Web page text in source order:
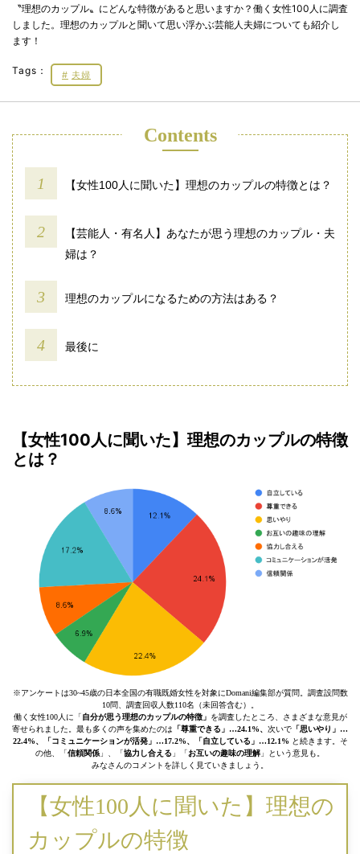
〝理想のカップル〟にどんな特徴があると思いますか？働く女性100人に調査
しました。理想のカップルと聞いて思い浮かぶ芸能人夫婦についても紹介し
ます！
Tags： 夫婦
Contents
【女性100人に聞いた】理想のカップルの特徴とは？
【芸能人・有名人】あなたが思う理想のカップル・夫
婦は？
理想のカップルになるための方法はある？
最後に
【女性100人に聞いた】理想のカップルの特徴
とは？
※アンケートは30~45歳の日本全国の有職既婚女性を対象にDomani編集部が質問。調査設問数
10問、調査回収人数110名（未回答含む）。
働く女性100人に「 自分が思う理想のカップルの特徴」 を調査したところ、さまざまな意見が
寄せられました。最も多くの声を集めたのは 「尊重できる」…24.1%、 次いで 「思いやり」…
22.4%、「コミュニケーションが活発」…17.2%、「自立している」…12.1% と続きます。そ
の他、「 信頼関係 」、「 協力し合える 」「 お互いの趣味の理解 」という意見も。
みなさんのコメントを詳しく見ていきましょう。
【女性100人に聞いた】理想の
カップルの特徴